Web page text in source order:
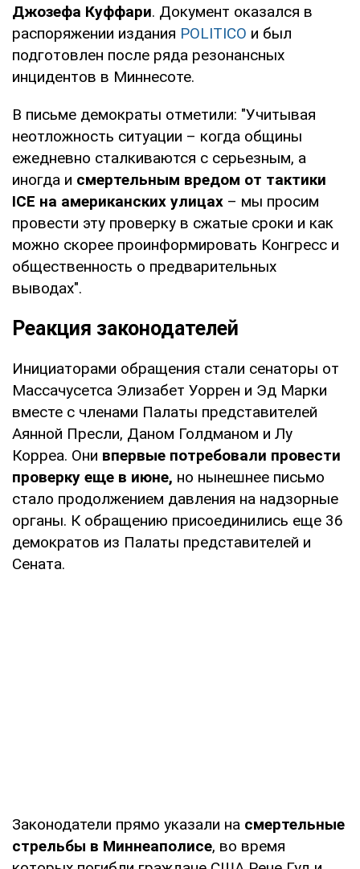
Джозефа Куффари. Документ оказался в
распоряжении издания POLITICO и был
подготовлен после ряда резонансных
инцидентов в Миннесоте.
В письме демократы отметили: "Учитывая
неотложность ситуации – когда общины
ежедневно сталкиваются с серьезным, а
иногда и смертельным вредом от тактики
ICE на американских улицах – мы просим
провести эту проверку в сжатые сроки и как
можно скорее проинформировать Конгресс и
общественность о предварительных
выводах".
Реакция законодателей
Инициаторами обращения стали сенаторы от
Массачусетса Элизабет Уоррен и Эд Марки
вместе с членами Палаты представителей
Аянной Пресли, Даном Голдманом и Лу
Корреа. Они впервые потребовали провести
проверку еще в июне, но нынешнее письмо
стало продолжением давления на надзорные
органы. К обращению присоединились еще 36
демократов из Палаты представителей и
Сената.
Законодатели прямо указали на смертельные
стрельбы в Миннеаполисе, во время